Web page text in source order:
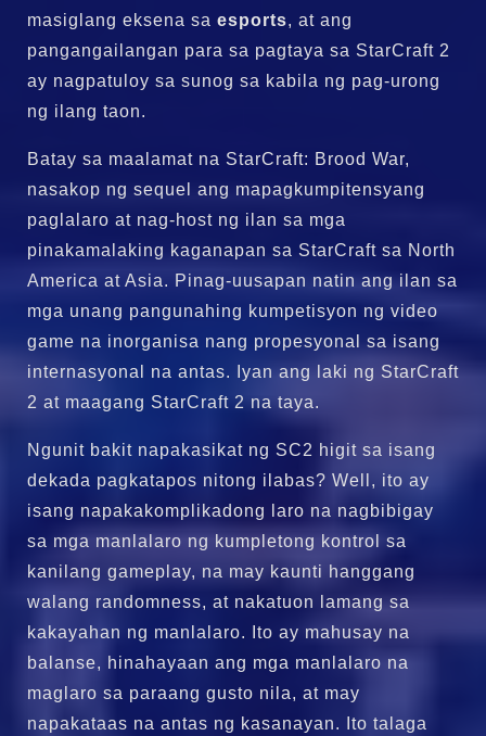
masiglang eksena sa esports, at ang
pangangailangan para sa pagtaya sa StarCraft 2
ay nagpatuloy sa sunog sa kabila ng pag-urong
ng ilang taon.
Batay sa maalamat na StarCraft: Brood War,
nasakop ng sequel ang mapagkumpitensyang
paglalaro at nag-host ng ilan sa mga
pinakamalaking kaganapan sa StarCraft sa North
America at Asia. Pinag-uusapan natin ang ilan sa
mga unang pangunahing kumpetisyon ng video
game na inorganisa nang propesyonal sa isang
internasyonal na antas. Iyan ang laki ng StarCraft
2 at maagang StarCraft 2 na taya.
Ngunit bakit napakasikat ng SC2 higit sa isang
dekada pagkatapos nitong ilabas? Well, ito ay
isang napakakomplikadong laro na nagbibigay
sa mga manlalaro ng kumpletong kontrol sa
kanilang gameplay, na may kaunti hanggang
walang randomness, at nakatuon lamang sa
kakayahan ng manlalaro. Ito ay mahusay na
balanse, hinahayaan ang mga manlalaro na
maglaro sa paraang gusto nila, at may
napakataas na antas ng kasanayan. Ito talaga